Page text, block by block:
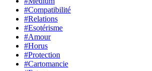
#Compatibilité
#Relations
#Esotérisme
#Amour
#Horus
#Protection
#Cartomancie